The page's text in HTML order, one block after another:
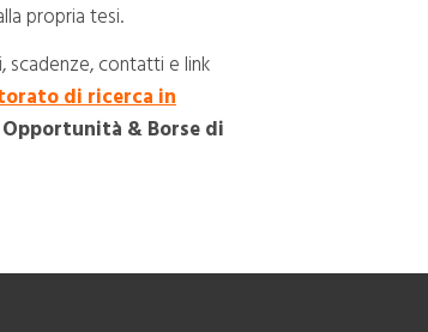
propria tesi.
scadenze, contatti e link
di ricerca in
Opportunità & Borse di